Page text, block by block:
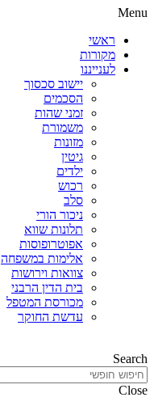
Menu
ראשי
מקורות
לענייננו
יישוב סכסוך
הסכמים
זמני שהות
משמורת
מזונות
גיטין
ילדים
רכוש
סלב
ניכור הורי
תלונות שווא
אפוטרופוסות
אלימות במשפחה
צוואות וירושות
בית הדין הרבני
מכורסת המטפל
עדשת החוקר
Search
Close